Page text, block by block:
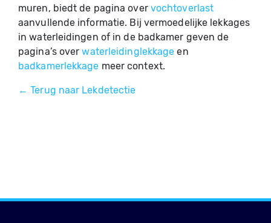
muren, biedt de pagina over vochtoverlast
aanvullende informatie. Bij vermoedelijke lekkages
in waterleidingen of in de badkamer geven de
pagina’s overwaterleidinglekkage en
badkamerlekkage meer context.
← Terug naar Lekdetectie